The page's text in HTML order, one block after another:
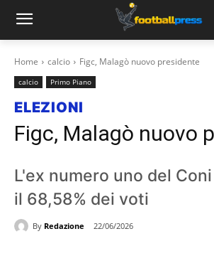
Home calcio Figc, Malagò nuovo presidente
calcio Primo Piano
ELEZIONI
Figc, Malagò nuovo
L'ex numero uno del
il 68,58% dei voti
By Redazione 22/06/2026